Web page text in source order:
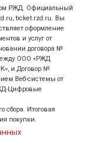
РЖД. Официальный
ticket.rzd.ru. Вы
оформление
и услуг от
договора №
ООО «РЖД
и Договор №
Веб-системы от
Цифровые
сбора. Итоговая
покупки.